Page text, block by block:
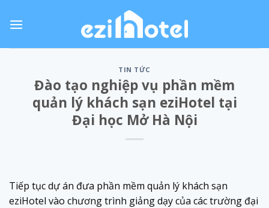
TIN TỨC
Đào tạo nghiệp vụ phần mềm
quản lý khách sạn eziHotel tại
Đại học Mở Hà Nội
Tiếp tục dự án đưa phần mềm quản lý khách sạn
eziHotel vào chương trình giảng dạy của các trường đại